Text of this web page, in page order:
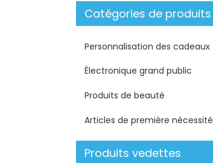
Catégories de produits
Personnalisation des cadeaux
Électronique grand public
Produits de beauté
Articles de première nécessité
Produits vedettes